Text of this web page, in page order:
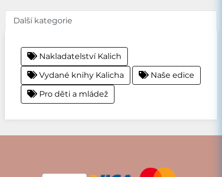
Další kategorie
Nakladatelství Kalich
Vydané knihy Kalicha
Naše edice
Pro děti a mládež